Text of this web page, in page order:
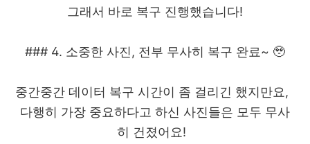
그래서 바로 복구 진행했습니다!
### 4. 소중한 사진, 전부 무사히 복구 완료~ 🥹
중간중간 데이터 복구 시간이 좀 걸리긴 했지만요,
다행히 가장 중요하다고 하신 사진들은 모두 무사
히 건졌어요!